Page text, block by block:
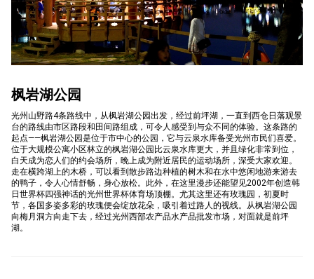
합
별
枫岩湖公园
光州山野路4条路线中，从枫岩湖公园出发，经过前坪湖，一直到西仓日落观景
台的路线由市区路段和田间路组成，可令人感受到与众不同的体验。这条路的
起点——枫岩湖公园是位于市中心的公园，它与云泉水库备受光州市民们喜爱。
位于大规模公寓小区林立的枫岩湖公园比云泉水库更大，并且绿化非常到位，
白天成为恋人们的约会场所，晚上成为附近居民的运动场所，深受大家欢迎。
走在横跨湖上的木桥，可以看到散步路边种植的树木和在水中悠闲地游来游去
的鸭子，令人心情舒畅，身心放松。此外，在这里漫步还能望见2002年创造韩
日世界杯四强神话的光州世界杯体育场顶棚。尤其这里还有玫瑰园，初夏时
节，各国多姿多彩的玫瑰便会绽放花朵，吸引着过路人的视线。从枫岩湖公园
向梅月洞方向走下去，经过光州西部农产品水产品批发市场，对面就是前坪
湖。